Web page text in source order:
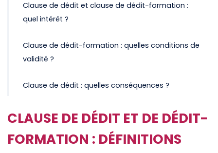
Clause de dédit et clause de dédit-formation :
quel intérêt ?
Clause de dédit-formation : quelles conditions de
validité ?
Clause de dédit : quelles conséquences ?
CLAUSE DE DÉDIT ET DE DÉDIT-
FORMATION : DÉFINITIONS